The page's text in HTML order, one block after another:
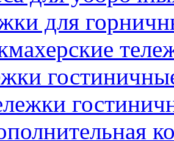
для